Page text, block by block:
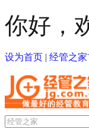
你好，
设为首页 | 经管之